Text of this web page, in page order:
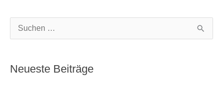
Neueste Beiträge
a
e
r
h